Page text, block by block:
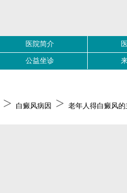
医院简介
公益坐诊
> 白癜风病因 > 老年人得白癜风